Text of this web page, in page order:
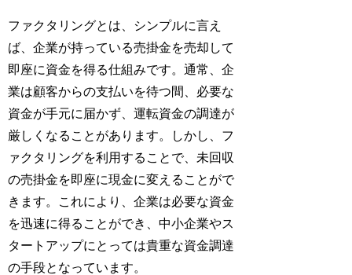
ファクタリングとは、シンプルに言え
ば、企業が持っている売掛金を売却して
即座に資金を得る仕組みです。通常、企
業は顧客からの支払いを待つ間、必要な
資金が手元に届かず、運転資金の調達が
厳しくなることがあります。しかし、フ
ァクタリングを利用することで、未回収
の売掛金を即座に現金に変えることがで
きます。これにより、企業は必要な資金
を迅速に得ることができ、中小企業やス
タートアップにとっては貴重な資金調達
の手段となっています。